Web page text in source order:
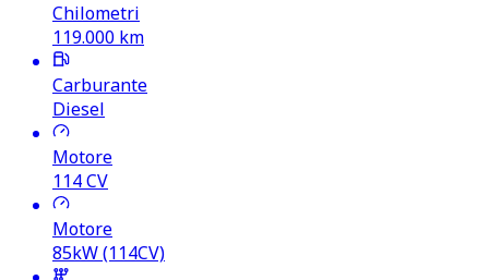
Chilometri
119.000 km
Carburante
Diesel
Motore
114CV
Motore
85kW (114CV)